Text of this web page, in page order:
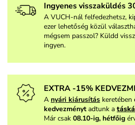
Ingyenes visszaküldés
A VUCH-nál felfedezhetsz,
ezer lehetőség közül
mégsem passzol? Küldd
ingyen.
EXTRA -15%
A nyári kiárusítás keretében
kedvezménytadtunk a
Már csak 08.10-ig, hétfőig